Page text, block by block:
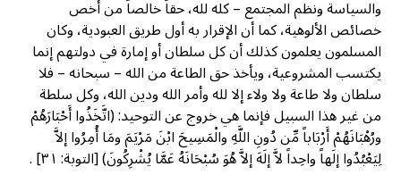
والسياسة ونظم المجتمع – كله لله، حقاً خالصاً من أخص
خصائص الألوهية، كما أن الإقرار به أول طريق العبودية، وكان
المسلمون يعلمون كذلك أن كل سلطان أو إمارة في دولتهم إنما
يكتسب المشروعية، ويأخذ حق الطاعة من الله – سبحانه – فلا
سلطان ولا طاعة ولا ولاء إلا لله وأمر الله ودين الله، وكل سلطة
من غير هذا السبيل فإنما هي خروج عن التوحيد: (اتَّخَذُوا أَحْبَارَهُمْ
ورُهْبَانَهُمْ أَرْبَاباً مِّن دُونِ اللَّهِ والْمَسِيحَ ابْنَ مَرْيَمَ ومَا أُمِرُوا إلاَّ
لِيَعْبُدُوا إلَهاً واحِداً لاَّ إلَهَ إلاَّ هُوَ سُبْحَانَهُ عَمَّا يُشْرِكُونَ) [التوبة: ٣١] .